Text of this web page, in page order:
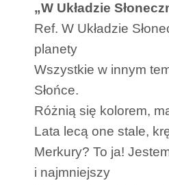
„W Układzie
Ref. W Układzie
planety
Wszystkie w innym
Słońce.
Różnią się kolorem,
Lata lecą one stale,
Merkury? To ja!
i najmniejszy